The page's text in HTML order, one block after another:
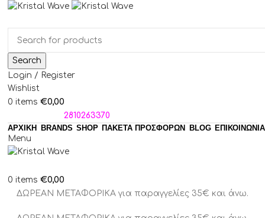
Search
Login / Register
Wishlist
0 items €0,00
2810263370
ΑΡΧΙΚΗ
BRANDS SHOP ΠΑΚΈΤΑ ΠΡΟΣΦΟΡΏΝ BLOG ΕΠΙΚΟΙΝΩΝΙΑ
Menu
0 items €0,00
ΔΩΡΕΑΝ ΜΕΤΑΦΟΡΙΚΑ για παραγγελίες 35€ και άνω.